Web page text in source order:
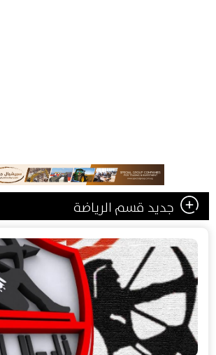
جديد قسم الرياضة